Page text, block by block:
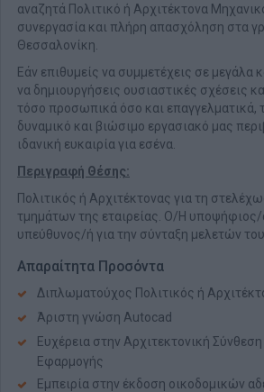
αναζητά Πολιτικό ή Αρχιτέκτονα
συνεργασία και πλήρη απασχόληση στα
Θεσσαλονίκη.
Εάν επιθυμείς να συμμετέχεις σε μεγάλα
να δημιουργήσεις ουσιαστικές σχέσεις
τόσο προσωπικά όσο και επαγγελματικά,
δυναμικό και βιώσιμο εργασιακό μας
ιδανική ευκαιρία για εσένα.
Περιγραφή Θέσης:
Πολιτικός ή Αρχιτέκτονας για τη
τμημάτων της εταιρείας. Ο/Η υποψήφιος/
υπεύθυνος/ή για την σύνταξη μελετών
Απαραίτητα Προσόντα
Διπλωματούχος Πολιτικός ή
Άριστη γνώση Autocad
Ευχέρεια στην Αρχιτεκτονική
Εφαρμογής
Εμπειρία στην έκδοση οικοδομικών